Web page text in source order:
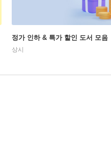
정가 인하 & 특가 할인 도서 모음
상시